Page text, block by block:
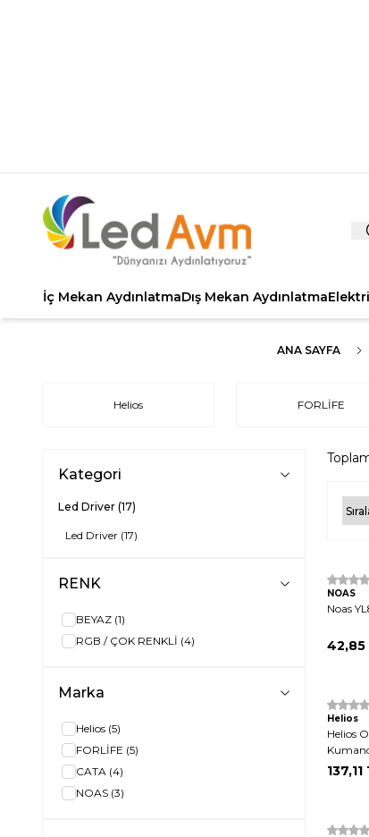
İç Mekan AydınlatmaDış Mekan Aydınlatma
ANA SAYFA
Helios FORLİFE
Kategori
Led Driver (17)
Led Driver (17)
RENK
BEYAZ (1)
RGB / ÇOK RENKLİ (4)
Marka
Helios (5)
FORLİFE (5)
CATA (4)
NOAS (3)
NOAS
Noas
42,85
Helios
Helios
137,11